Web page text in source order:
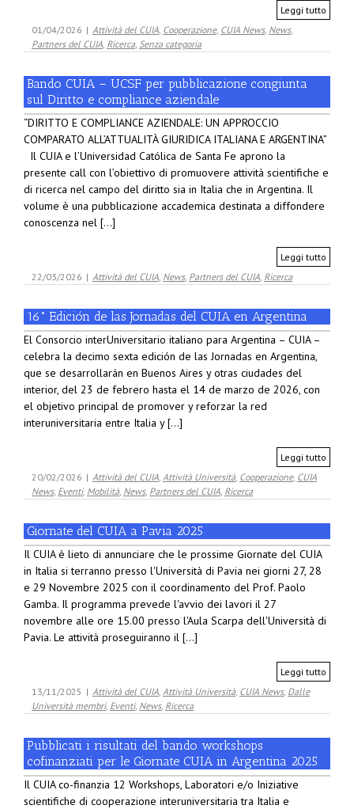
Leggi tutto
01/04/2026 | Attività del CUIA, Cooperazione, CUIA News, News,
Partners del CUIA, Ricerca, Senza categoria
Bando CUIA – UCSF per pubblicazione congiunta
sul Diritto e compliance aziendale
“DIRITTO E COMPLIANCE AZIENDALE: UN APPROCCIO
COMPARATO ALL’ATTUALITÀ GIURIDICA ITALIANA E ARGENTINA”
Il CUIA e l’Universidad Católica de Santa Fe aprono la
presente call con l’obiettivo di promuovere attività scientifiche e
di ricerca nel campo del diritto sia in Italia che in Argentina. Il
volume è una pubblicazione accademica destinata a diffondere
conoscenza nel [...]
Leggi tutto
22/03/2026 | Attività del CUIA, News, Partners del CUIA, Ricerca
16° Edición de las Jornadas del CUIA en Argentina
El Consorcio interUniversitario italiano para Argentina – CUIA –
celebra la decimo sexta edición de las Jornadas en Argentina,
que se desarrollarán en Buenos Aires y otras ciudades del
interior, del 23 de febrero hasta el 14 de marzo de 2026, con
el objetivo principal de promover y reforzar la red
interuniversitaria entre Italia y [...]
Leggi tutto
20/02/2026 | Attività del CUIA, Attività Università, Cooperazione, CUIA
News, Eventi, Mobilità, News, Partners del CUIA, Ricerca
Giornate del CUIA a Pavia 2025
Il CUIA è lieto di annunciare che le prossime Giornate del CUIA
in Italia si terranno presso l'Università di Pavia nei giorni 27, 28
e 29 Novembre 2025 con il coordinamento del Prof. Paolo
Gamba. Il programma prevede l'avvio dei lavori il 27
novembre alle ore 15.00 presso l'Aula Scarpa dell'Università di
Pavia. Le attività proseguiranno il [...]
Leggi tutto
13/11/2025 | Attività del CUIA, Attività Università, CUIA News, Dalle
Università membri, Eventi, News, Ricerca
Pubblicati i risultati del bando workshops
cofinanziati per le Giornate CUIA in Argentina 2025
Il CUIA co-finanzia 12 Workshops, Laboratori e/o Iniziative
scientifiche di cooperazione interuniversitaria tra Italia e